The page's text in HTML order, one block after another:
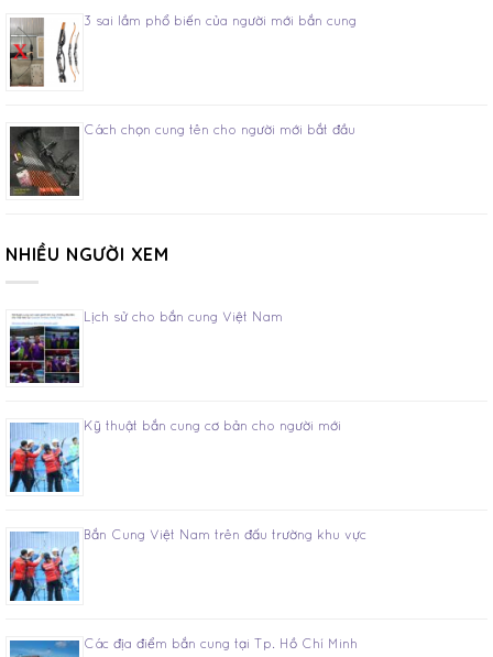
3 sai lầm phổ biến của người mới bắn cung
Cách chọn cung tên cho người mới bắt đầu
NHIỀU NGƯỜI XEM
Lịch sử cho bắn cung Việt Nam
Kỹ thuật bắn cung cơ bản cho người mới
Bắn Cung Việt Nam trên đấu trường khu vực
Các địa điểm bắn cung tại Tp. Hồ Chí Minh